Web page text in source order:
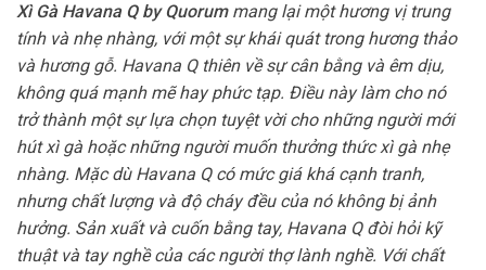
Xì Gà Havana Q by Quorum mang lại một hương vị trung
tính và nhẹ nhàng, với một sự khái quát trong hương thảo
và hương gỗ. Havana Q thiên về sự cân bằng và êm dịu,
không quá mạnh mẽ hay phức tạp. Điều này làm cho nó
trở thành một sự lựa chọn tuyệt vời cho những người mới
hút xì gà hoặc những người muốn thưởng thức xì gà nhẹ
nhàng. Mặc dù Havana Q có mức giá khá cạnh tranh,
nhưng chất lượng và độ cháy đều của nó không bị ảnh
hưởng. Sản xuất và cuốn bằng tay, Havana Q đòi hỏi kỹ
thuật và tay nghề của các người thợ lành nghề. Với chất